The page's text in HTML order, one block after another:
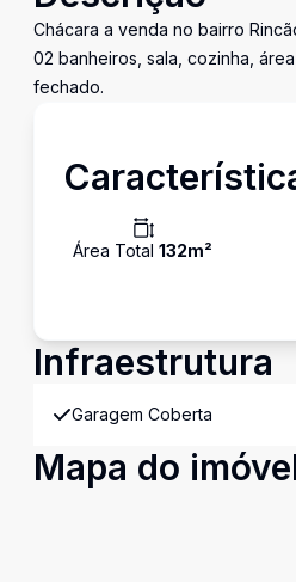
Chácara a venda no bairro
02 banheiros, sala, cozinha,
fechado.
Área Total 132m²
Infraestrutura
Garagem Coberta
Mapa do